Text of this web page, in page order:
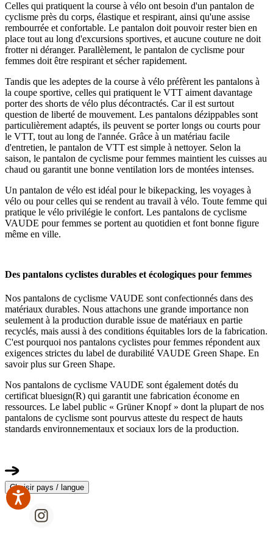
Celles qui pratiquent la course à vélo ont besoin d'un pantalon de
cyclisme près du corps, élastique et respirant, ainsi qu'une assise
rembourrée et confortable. Le pantalon doit pouvoir rester bien en
place tout au long d'excursions sportives, et aucune couture ne doit
frotter ni déranger. Parallèlement, le pantalon de cyclisme pour
femmes doit être respirant et sécher rapidement.
Tandis que les adeptes de la course à vélo préfèrent les pantalons à
la coupe sportive, celles qui pratiquent le VTT aiment davantage
porter des shorts de vélo plus décontractés. Car il est surtout
question de liberté de mouvement. Les pantalons dézippables sont
particulièrement adaptés, ils peuvent se porter longs ou courts pour
le VTT, tout au long de l'année. Grâce à un matériau facile
d'entretien, le pantalon de VTT est simple à nettoyer. Selon la
saison, le pantalon de cyclisme pour femmes maintient les cuisses au
chaud ou garantit une bonne ventilation lors de montées intenses.
Un pantalon de vélo est idéal pour le bikepacking, les voyages à
vélo ou pour celles qui se rendent au travail à vélo. Toute femme qui
pratique le vélo privilégie le confort. Les pantalons de cyclisme
VAUDE pour femmes se portent au quotidien et font bonne figure
même en ville.
Des pantalons cyclistes durables et écologiques pour femmes
Nos pantalons de cyclisme VAUDE sont confectionnés dans des
matériaux durables. Nous attachons une grande importance non
seulement à la production durable issue de matériaux en partie
recyclés, mais aussi à des conditions équitables lors de la fabrication.
C'est pourquoi nos pantalons cyclistes pour femmes répondent aux
exigences strictes du label de durabilité VAUDE Green Shape. En
savoir plus sur Green Shape.
Nos pantalons de cyclisme VAUDE sont également dotés du
certificat bluesign(R) qui garantit une fabrication économe en
ressources. Le label public « Grüner Knopf » dont la plupart de nos
pantalons de cyclisme sont pourvus atteste du respect de hauts
standards environnementaux et sociaux lors de la production.
Choisir pays / langue